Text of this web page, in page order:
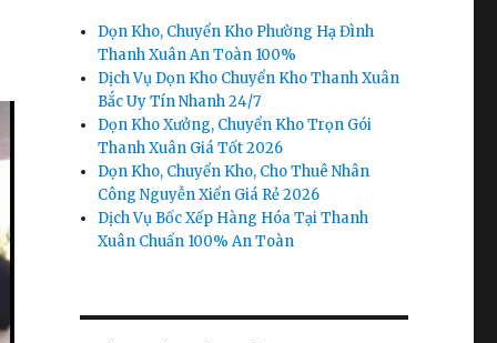
Dọn Kho, Chuyển Kho Phường Hạ Đình
Thanh Xuân An Toàn 100%
Dịch Vụ Dọn Kho Chuyển Kho Thanh Xuân
Bắc Uy Tín Nhanh 24/7
Dọn Kho Xưởng, Chuyển Kho Trọn Gói
Thanh Xuân Giá Tốt 2026
Dọn Kho, Chuyển Kho, Cho Thuê Nhân
Công Nguyễn Xiển Giá Rẻ 2026
Dịch Vụ Bốc Xếp Hàng Hóa Tại Thanh
Xuân Chuẩn 100% An Toàn